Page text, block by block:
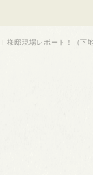
I 様邸現場レポート！（下